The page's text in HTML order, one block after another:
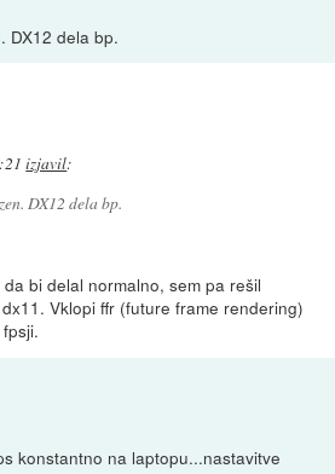
DX12 dela bp.
izjavil:
DX12 dela bp.
bi delal normalno, sem pa rešil
Vklopi ffr (future frame rendering)
konstantno na laptopu...nastavitve